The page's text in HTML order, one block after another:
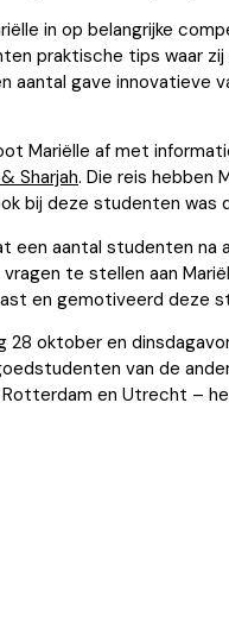
in op belangrijke
praktische tips waar zij
aantal gave innovatieve
Mariëlle af met
Sharjah. Die reis hebben
bij deze studenten was
een aantal studenten
te stellen aan
en gemotiveerd deze
28 oktober en
van de
Rotterdam en Utrecht –